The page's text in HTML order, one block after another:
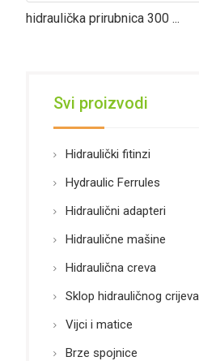
hidraulička prirubnica 300 ...
Svi proizvodi
Hidraulički fitinzi
Hydraulic Ferrules
Hidraulični adapteri
Hidraulične mašine
Hidraulična creva
Sklop hidrauličnog crijeva
Vijci i matice
Brze spojnice